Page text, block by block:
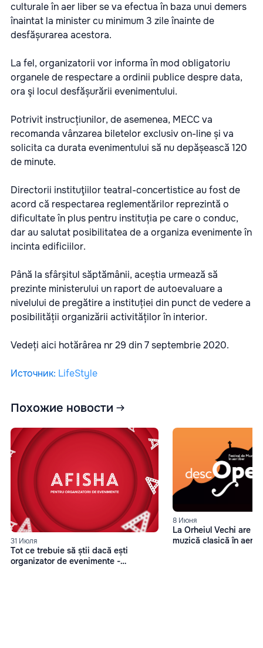
culturale în aer liber se va efectua în baza unui demers
înaintat la minister cu minimum 3 zile înainte de
desfășurarea acestora.
La fel, organizatorii vor informa în mod obligatoriu
organele de respectare a ordinii publice despre data,
ora şi locul desfășurării evenimentului.
Potrivit instrucțiunilor, de asemenea, MECC va
recomanda vânzarea biletelor exclusiv on-line și va
solicita ca durata evenimentului să nu depășească 120
de minute.
Directorii instituţiilor teatral-concertistice au fost de
acord că respectarea reglementărilor reprezintă o
dificultate în plus pentru instituția pe care o conduc,
dar au salutat posibilitatea de a organiza evenimente în
incinta edificiilor.
Până la sfârșitul săptămânii, aceștia urmează să
prezinte ministerului un raport de autoevaluare a
nivelului de pregătire a instituției din punct de vedere a
posibilității organizării activităților în interior.
Vedeți aici hotărârea nr 29 din 7 septembrie 2020.
Источник: LifeStyle
Похожие новости
31 Июля
Tot ce trebuie să știi dacă ești
organizator de evenimente -
8 Июня
La Orheiul Vechi are
muzică clasică în aer